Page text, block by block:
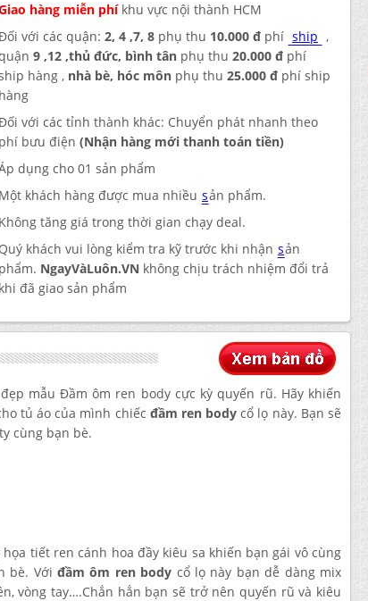
hàng miễn phíkhu vực nội thành HCM
với các quận: 2, 4 ,7, 8 phụ thu 10.000 đ phí ship ,
9 ,12 ,thủ đức, bình tân phụ thu 20.000 đ phí
hàng , nhà bè, hóc môn phụ thu 25.000 đ phí ship
hàng
với các tỉnh thành khác: Chuyển phát nhanh theo
phí bưu điện (Nhận hàng mới thanh toán tiền)
dụng cho 01 sản phẩm
Một khách hàng được mua nhiều sản phẩm.
Không tăng giá trong thời gian chạy deal.
Quý khách vui lòng kiểm tra kỹ trước khi nhận sản
phẩm. NgayVàLuôn.VN không chịu trách nhiệm đổi trả
khi đã giao sản phẩm
mẫu Đầm ôm ren body cực kỳ quyến rũ. Hãy khiến
tủ áo của mình chiếc đầm ren body cổ lọ này. Bạn sẽ
cùng bạn bè.
tiết ren cánh hoa đầy kiêu sa khiến bạn gái vô cùng
bè. Với đầm ôm ren body cổ lọ này bạn dễ dàng mix
vòng tay….Chắn hẳn bạn sẽ trở nên quyến rũ và kiêu